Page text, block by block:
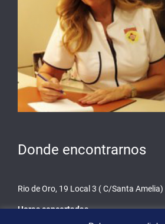
Donde encontrarnos
Rio de Oro, 19 Local 3 ( C/Santa Amelia)
Horas concertadas